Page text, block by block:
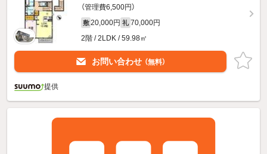
（管理費6,500円）
敷 20,000円 礼 70,000円
2階 / 2LDK / 59.98㎡
お問い合わせ （無料）
提供